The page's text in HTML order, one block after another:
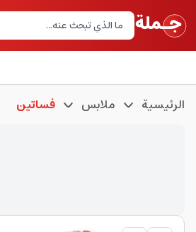
الرئيسية ملابس فساتين